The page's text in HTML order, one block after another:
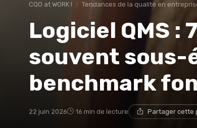
CQO at WORK ! Tendances de la qualité en
Logiciel QMS :
souvent sous-
benchmark
22 juin 2026 16 min de lecture Partager cette